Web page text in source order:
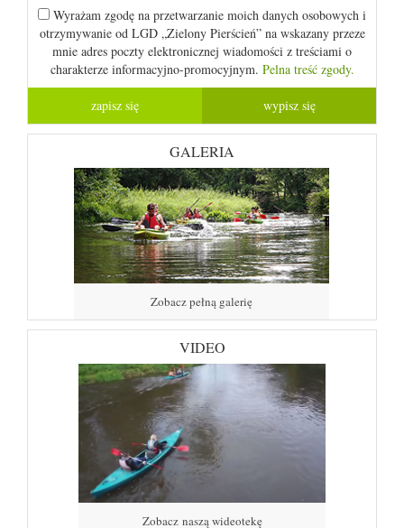
Wyrażam zgodę na przetwarzanie moich danych osobowych i
otrzymywanie od LGD „Zielony Pierścień” na wskazany przeze
mnie adres poczty elektronicznej wiadomości z treściami o
charakterze informacyjno-promocyjnym. Pelna treść zgody.
GALERIA
Zobacz pełną galerię
VIDEO
Zobacz naszą wideotekę